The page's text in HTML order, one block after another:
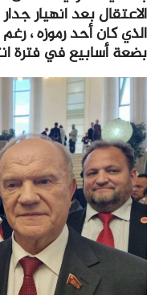
الاعتقال بعد انهيار
الذي كان أحد رموزه ،
بضعة أسابيع في فترة